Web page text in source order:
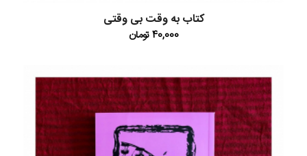
کتاب به وقت بی وقتی
40,000تومان